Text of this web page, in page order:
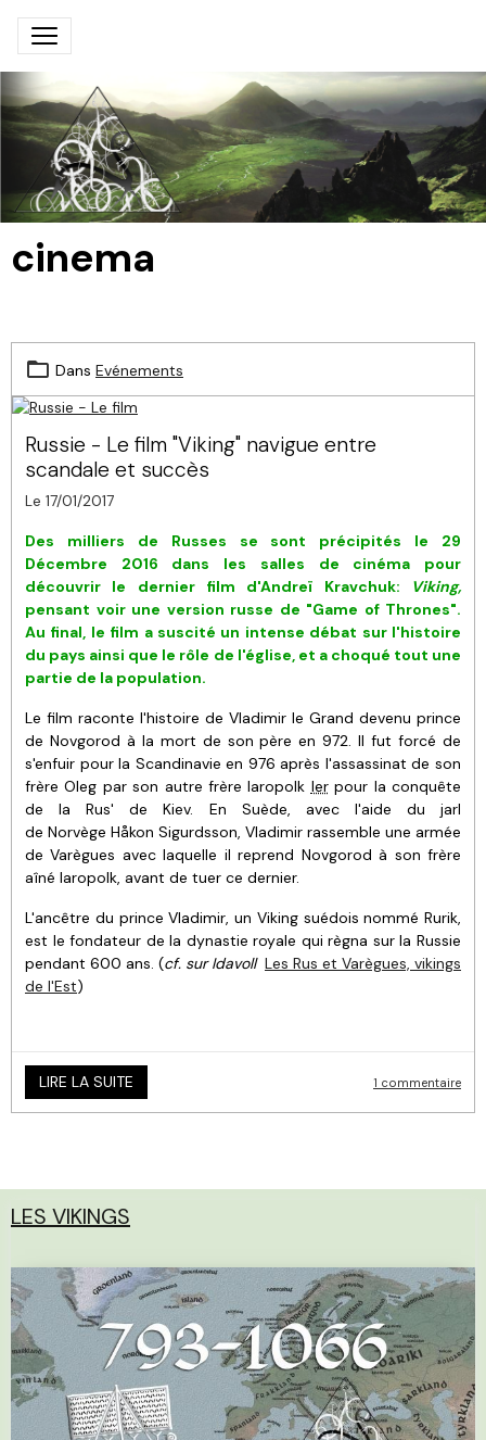
cinema
Dans Evénements
Russie - Le film "Viking" navigue entre
scandale et succès
Le 17/01/2017
Des milliers de Russes se sont précipités le 29
Décembre 2016 dans les salles de cinéma pour
découvrir le dernier film d'Andreï Kravchuk:
Viking,
pensant voir une version russe de "Game of Thrones".
Au final, le film a suscité un intense débat sur l'histoire
du pays ainsi que le rôle de l'église, et a choqué tout une
partie de la population.
Le film raconte l'histoire de Vladimir le Grand devenu prince
de Novgorod à la mort de son père en 972. Il fut forcé de
s'enfuir pour la Scandinavie en 976 après l'assassinat de son
frère Oleg par son autre frère Iaropolk Ierpour la conquête
de la Rus' de Kiev. En Suède, avec l'aide du jarl
de Norvège Håkon Sigurdsson, Vladimir rassemble une armée
de Varègues avec laquelle il reprend Novgorod à son frère
aîné Iaropolk, avant de tuer ce dernier.
L'ancêtre du prince Vladimir, un Viking suédois nommé Rurik,
est le fondateur de la dynastie royale qui règna sur la Russie
pendant 600 ans. (cf. sur Idavoll Les Rus et Varègues, vikings
de l'Est)
LIRE LA SUITE 1 commentaire
LES VIKINGS